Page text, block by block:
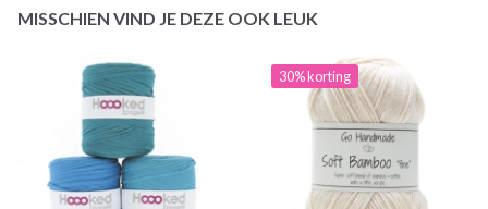
MISSCHIEN VIND JE DEZE OOK LEUK
30% korting